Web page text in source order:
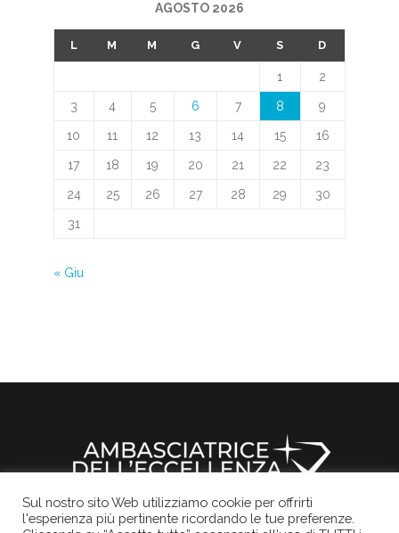
AGOSTO 2026
L M M G V S D
1 2
3 4 5 6 7 8 9
10 11 12 13 14 15 16
17 18 19 20 21 22 23
24 25 26 27 28 29 30
31
« Giu
Il sito ufficiale della Rocchetta Mattei
Sul nostro sito Web utilizziamo cookie per offrirti
l'esperienza più pertinente ricordando le tue preferenze.